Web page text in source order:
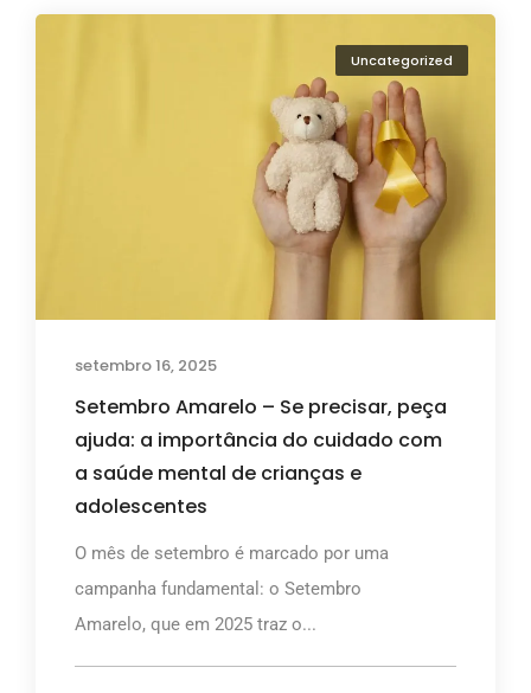
Uncategorized
setembro 16, 2025
Setembro Amarelo – Se precisar, peça
ajuda: a importância do cuidado com
a saúde mental de crianças e
adolescentes
O mês de setembro é marcado por uma
campanha fundamental: o Setembro
Amarelo, que em 2025 traz o...